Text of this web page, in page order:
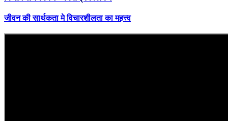
जीवन की सार्थकता मे विचारशीलता का महत्त्व